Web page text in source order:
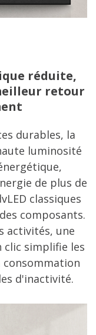
réduite,
retour
durables, la
luminosité
de plus de
classiques
composants.
activités, une
simplifie les
d'inactivité.